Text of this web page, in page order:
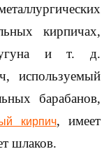
кирпичах,
и т. д.
используемый
барабанов,
кирпич, имеет
шлаков.